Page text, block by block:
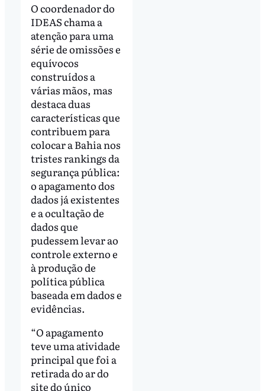
O coordenador do
IDEAS chama a
atenção para uma
série de omissões e
equívocos
construídos a
várias mãos, mas
destaca duas
características que
contribuem para
colocar a Bahia nos
tristes rankings da
segurança pública:
o apagamento dos
dados já existentes
e a ocultação de
dados que
pudessem levar ao
controle externo e
à produção de
política pública
baseada em dados e
evidências.
“O apagamento
teve uma atividade
principal que foi a
retirada do ar do
site do único